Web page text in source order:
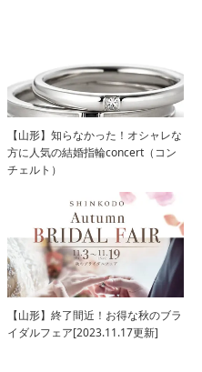
【山形】知らなかった！オシャレな
方に人気の結婚指輪concert（コン
チェルト）
【山形】終了間近！お得な秋のブラ
イダルフェア[2023.11.17更新]